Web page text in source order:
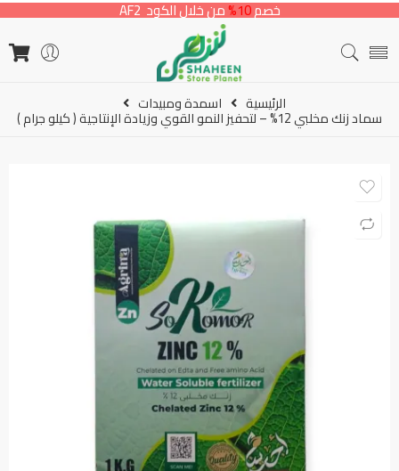
خصم10% من خلال الكود AF2
الرئيسية اسمدة ومبيدات
سماد زنك مخلبي 12% – لتحفيز النمو القوي وزيادة الإنتاجية ( كيلو جرام )